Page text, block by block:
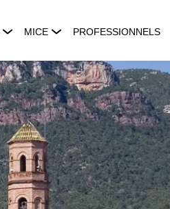
MICE PROFESSIONNELS